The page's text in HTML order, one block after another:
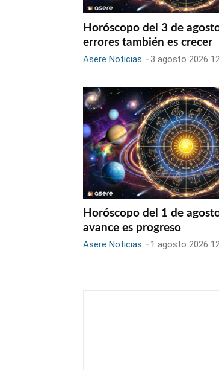
Horóscopo del 3 de
errores también es crecer
Asere Noticias - 3 agosto 2026
Horóscopo del 1 de
avance es progreso
Asere Noticias - 1 agosto 2026